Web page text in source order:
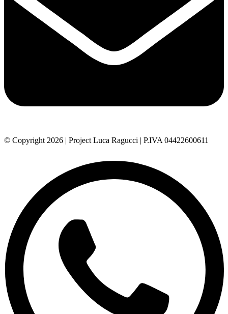
© Copyright 2026 | Project Luca Ragucci | P.IVA 04422600611